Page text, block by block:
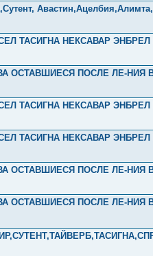
ТАСИГНА НЕКСАВАР
ОСТАВШИЕСЯ ПОСЛЕ ЛЕ-НИЯ
ТАСИГНА НЕКСАВАР
ТАСИГНА НЕКСАВАР
ОСТАВШИЕСЯ ПОСЛЕ ЛЕ-НИЯ
ОСТАВШИЕСЯ ПОСЛЕ ЛЕ-НИЯ